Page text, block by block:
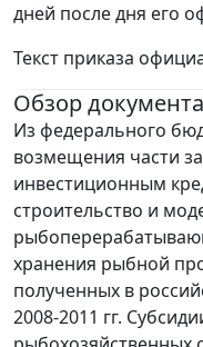
дней после дня его
Текст приказа
Обзор документа
Из федерального
возмещения части
инвестиционным
строительство и
хранения рыбной
полученных в
2008-2011 гг.